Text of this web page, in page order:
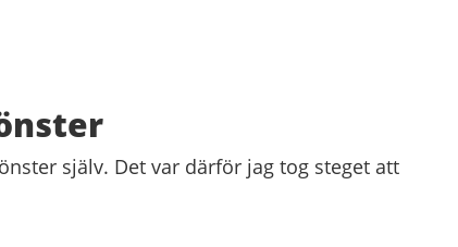
själv. Det var därför jag tog steget att